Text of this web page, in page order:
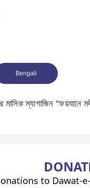
Bengali
ম্যাগাজিন “ফয়যানে
to Dawat-